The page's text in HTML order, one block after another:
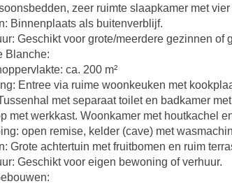
zeer ruimte slaapkamer met
Binnenplaats als buitenverblijf.
Geschikt voor grote/meerdere gezinnen of
Blanche:
ca. 200 m²
Entree via ruime woonkeuken met
met separaat toilet en badkamer
met werkkast. Woonkamer met houtkachel
open remise, kelder (cave) met
Grote achtertuin met fruitbomen en ruim
Geschikt voor eigen bewoning of verhuur.